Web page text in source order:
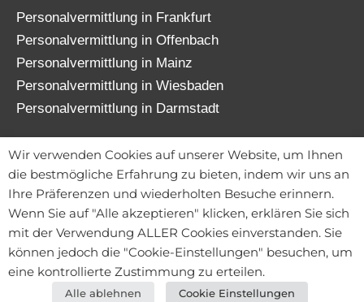
Personalvermittlung in Frankfurt
Personalvermittlung in Offenbach
Personalvermittlung in Mainz
Personalvermittlung in Wiesbaden
Personalvermittlung in Darmstadt
© 2026 TATENWERK FRANKFURT GmbH
Kontakt
Mitarbeiterportal
Datenschutz
Impressum
Wir verwenden Cookies auf unserer Website, um Ihnen
die bestmögliche Erfahrung zu bieten, indem wir uns an
Ihre Präferenzen und wiederholten Besuche erinnern.
Wenn Sie auf "Alle akzeptieren" klicken, erklären Sie sich
mit der Verwendung ALLER Cookies einverstanden. Sie
können jedoch die "Cookie-Einstellungen" besuchen, um
eine kontrollierte Zustimmung zu erteilen.
Alle ablehnen Cookie Einstellungen